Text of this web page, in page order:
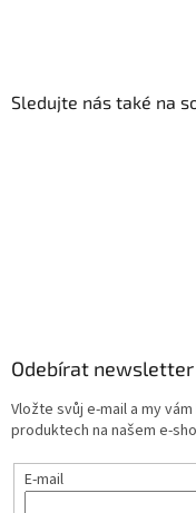
Sledujte nás také na
Odebírat newsletter
Vložte svůj e-mail a my
produktech na našem e-
E-mail